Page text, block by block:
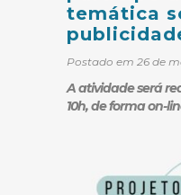
temática
Postado em 26 de
A atividade será
10h, de forma on-